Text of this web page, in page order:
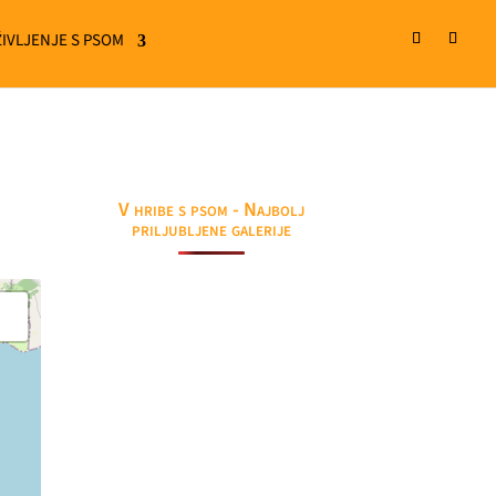
S PSOM
V hribe s psom - Najbolj
priljubljene galerije